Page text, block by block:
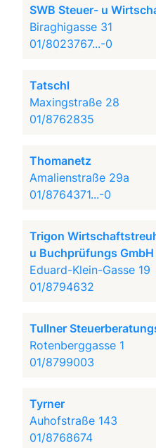
SWB Steuer- u
Biraghigasse 31
01/8023767...-0
Tatschl
Maxingstraße 28
01/8762835
Thomanetz
Amalienstraße 29a
01/8764371...-0
Trigon
u Buchprüfungs GmbH
Eduard-Klein-Gasse 19
01/8794632
Tullner
Rotenberggasse 1
01/8799003
Tyrner
Auhofstraße 143
01/8768674